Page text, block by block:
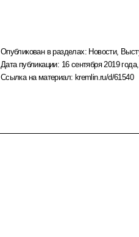
Опубликован в разделах: Новости,
Дата публикации: 16 сентября 2019
Ссылка на материал: kremlin.ru/d/61540